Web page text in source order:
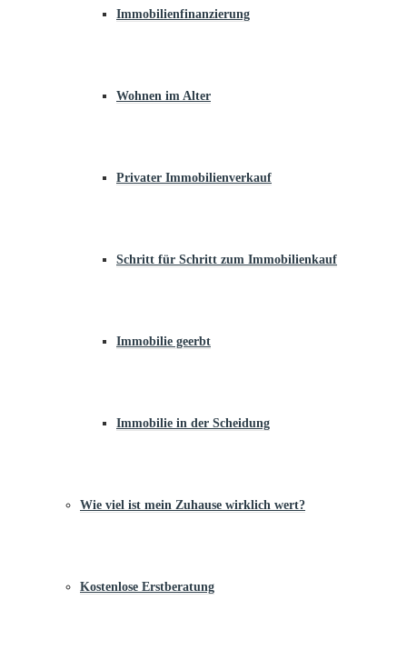
Immobilienfinanzierung
Wohnen im Alter
Privater Immobilienverkauf
Schritt für Schritt zum Immobilienkauf
Immobilie geerbt
Immobilie in der Scheidung
Wie viel ist mein Zuhause wirklich wert?
Kostenlose Erstberatung